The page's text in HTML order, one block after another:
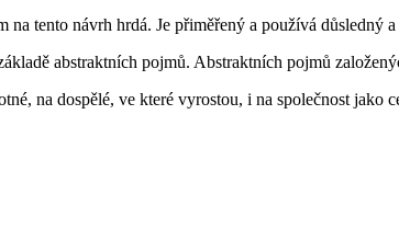
tento návrh hrdá. Je přiměřený a používá důsledný
abstraktních pojmů. Abstraktních pojmů
na dospělé, ve které vyrostou, i na společnost jako